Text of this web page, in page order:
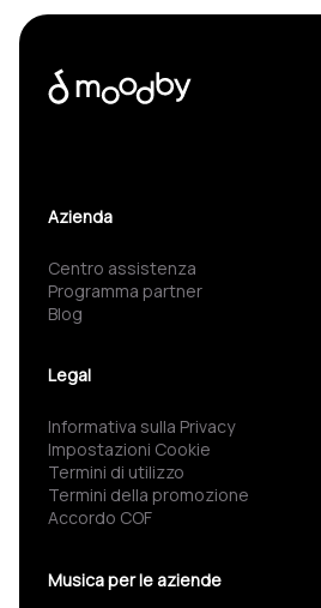
Azienda
Centro assistenza
Programma partner
Blog
Legal
Informativa sulla Privacy
Impostazioni Cookie
Termini di utilizzo
Termini della promozione
Accordo COF
Musica per le aziende